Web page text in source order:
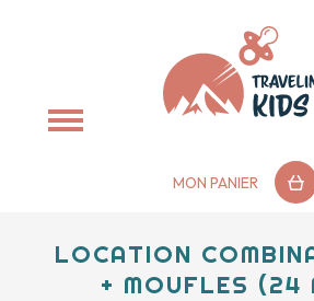
MON PANIER
LOCATION
+ MOUFLES (24